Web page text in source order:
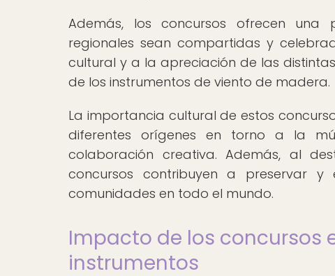
Además, los concursos ofrecen
regionales sean compartidas y
cultural y a la apreciación de las
de los instrumentos de viento de madera.
La importancia cultural de estos
diferentes orígenes en torno a la
colaboración creativa. Además, al
concursos contribuyen a preservar y
comunidades en todo el mundo.
Impacto de los concursos
instrumentos